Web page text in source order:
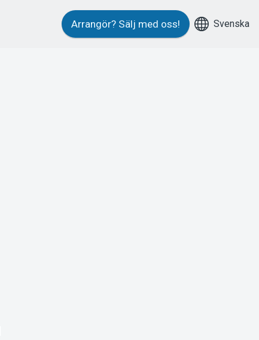
Arrangör? Sälj med oss! Svenska